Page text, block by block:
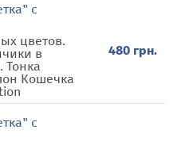
с
цветов.
в
Тонка
Кошечка
480 грн.
с